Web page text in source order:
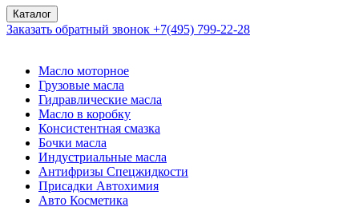
Каталог
Заказать обратный звонок +7(495) 799-22-28
Масло моторное
Грузовые масла
Гидравлические масла
Масло в коробку
Консистентная смазка
Бочки масла
Индустриальные масла
Антифризы Спецжидкости
Присадки Автохимия
Авто Косметика